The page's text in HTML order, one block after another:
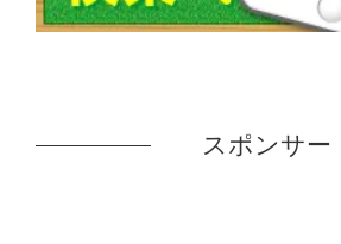
スポンサー